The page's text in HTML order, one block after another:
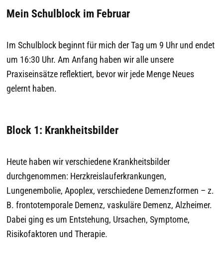
Mein Schulblock im Februar
Im Schulblock beginnt für mich der Tag um 9 Uhr und endet
um 16:30 Uhr. Am Anfang haben wir alle unsere
Praxiseinsätze reflektiert, bevor wir jede Menge Neues
gelernt haben.
Block 1: Krankheitsbilder
Heute haben wir verschiedene Krankheitsbilder
durchgenommen: Herzkreislauferkrankungen,
Lungenembolie, Apoplex, verschiedene Demenzformen – z.
B. frontotemporale Demenz, vaskuläre Demenz, Alzheimer.
Dabei ging es um Entstehung, Ursachen, Symptome,
Risikofaktoren und Therapie.